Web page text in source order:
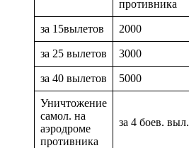
противника
за 15вылетов 2000
за 25 вылетов 3000
за 40 вылетов 5000
Уничтожение
самол. на
аэродроме
противника
за 4 боев. выл.